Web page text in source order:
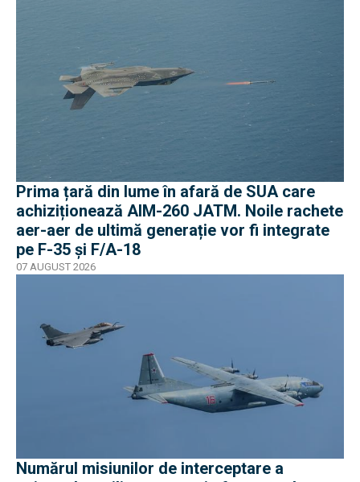
Prima țară din lume în afară de SUA care
achiziționează AIM-260 JATM. Noile rachete
aer-aer de ultimă generație vor fi integrate
pe F-35 și F/A-18
07 AUGUST 2026
Numărul misiunilor de interceptare a